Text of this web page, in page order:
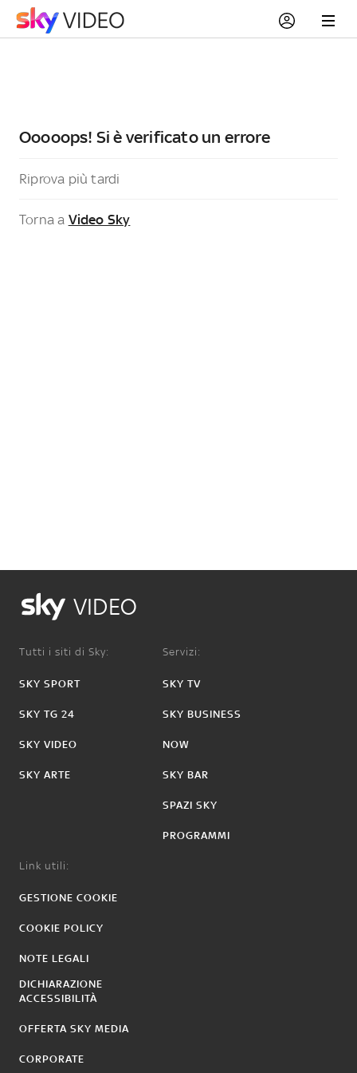
Ooooops! Si è verificato un errore
Riprova più tardi
Torna a Video Sky
VIDEO
Tutti i siti di Sky:
SKY SPORT
SKY TG 24
SKY VIDEO
SKY ARTE
Servizi:
SKY TV
SKY BUSINESS
NOW
SKY BAR
SPAZI SKY
PROGRAMMI
Link utili:
GESTIONE COOKIE
COOKIE POLICY
NOTE LEGALI
DICHIARAZIONE
ACCESSIBILITÀ
OFFERTA SKY MEDIA
CORPORATE